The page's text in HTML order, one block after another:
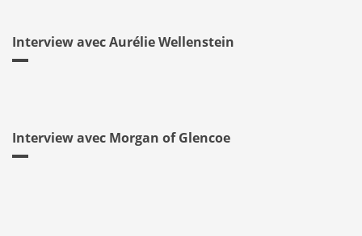
Interview avec Aurélie Wellenstein
Interview avec Morgan of Glencoe